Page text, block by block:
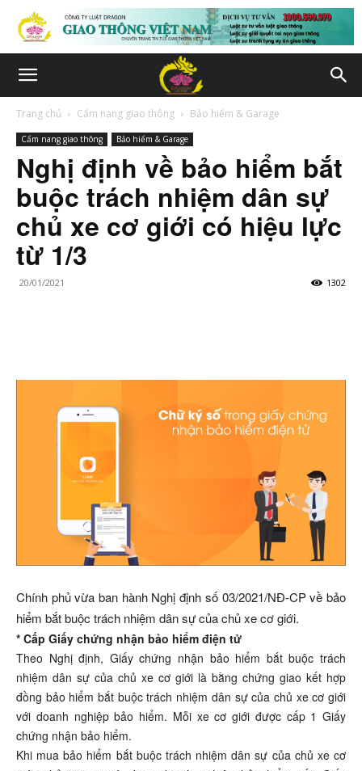
Trang chủ Cẩm nang giao thông Bảo hiểm & Garage
Cẩm nang giao thông Bảo hiểm & Garage
Nghị định về bảo hiểm bắt
buộc trách nhiệm dân sự
chủ xe cơ giới có hiệu lực
từ 1/3
20/01/2021 1302
Chính phủ vừa ban hành Nghị định số 03/2021/NĐ-CP về bảo
hiểm bắt buộc trách nhiệm dân sự của chủ xe cơ giới.
* Cấp Giấy chứng nhận bảo hiểm điện tử
Theo Nghị định, Giấy chứng nhận bảo hiểm bắt buộc trách
nhiệm dân sự của chủ xe cơ giới là bằng chứng giao kết hợp
đồng bảo hiểm bắt buộc trách nhiệm dân sự của chủ xe cơ giới
với doanh nghiệp bảo hiểm. Mỗi xe cơ giới được cấp 1 Giấy
chứng nhận bảo hiểm.
Khi mua bảo hiểm bắt buộc trách nhiệm dân sự của chủ xe cơ